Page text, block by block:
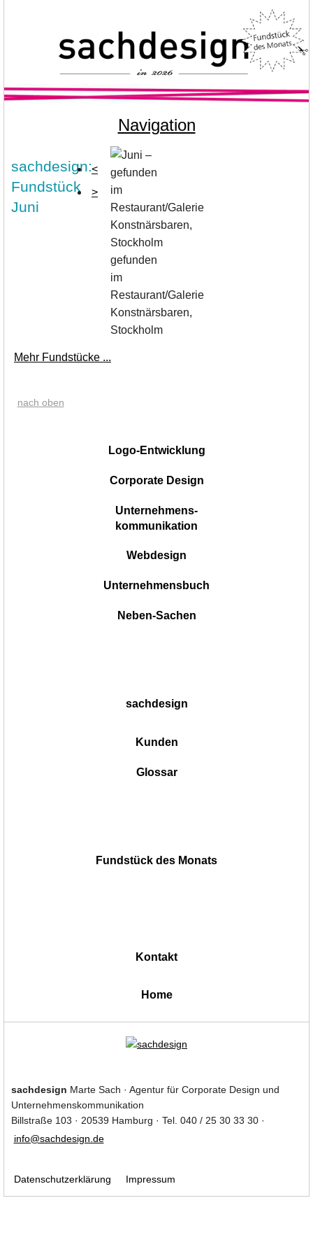
Navigation
sachdesign:
Fundstück
Juni
<
>
gefunden
im
Restaurant/Galerie
Konstnärsbaren,
Stockholm
Mehr Fundstücke ...
nach oben
Logo-Entwicklung
Corporate Design
Unternehmens-
kommunikation
Webdesign
Unternehmensbuch
Neben-Sachen
sachdesign
Kunden
Glossar
Fundstück des Monats
Kontakt
Home
sachdesign Marte Sach · Agentur für Corporate Design und
Unternehmenskommunikation
Billstraße 103 · 20539 Hamburg · Tel. 040 / 25 30 33 30 ·
info@sachdesign.de
Datenschutzerklärung Impressum